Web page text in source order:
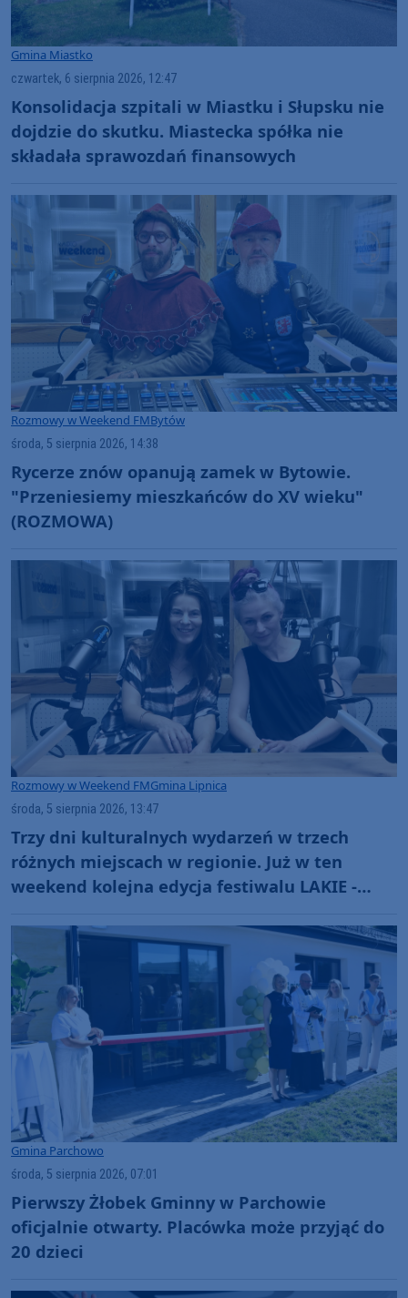
Gmina Miastko
czwartek, 6 sierpnia 2026, 12:47
Konsolidacja szpitali w Miastku i Słupsku nie
dojdzie do skutku. Miastecka spółka nie
składała sprawozdań finansowych
Rozmowy w Weekend FMBytów
środa, 5 sierpnia 2026, 14:38
Rycerze znów opanują zamek w Bytowie.
"Przeniesiemy mieszkańców do XV wieku"
(ROZMOWA)
Rozmowy w Weekend FMGmina Lipnica
środa, 5 sierpnia 2026, 13:47
Trzy dni kulturalnych wydarzeń w trzech
różnych miejscach w regionie. Już w ten
weekend kolejna edycja festiwalu LAKIE -
Gmina Parchowo
środa, 5 sierpnia 2026, 07:01
Pierwszy Żłobek Gminny w Parchowie
oficjalnie otwarty. Placówka może przyjąć do
20 dzieci